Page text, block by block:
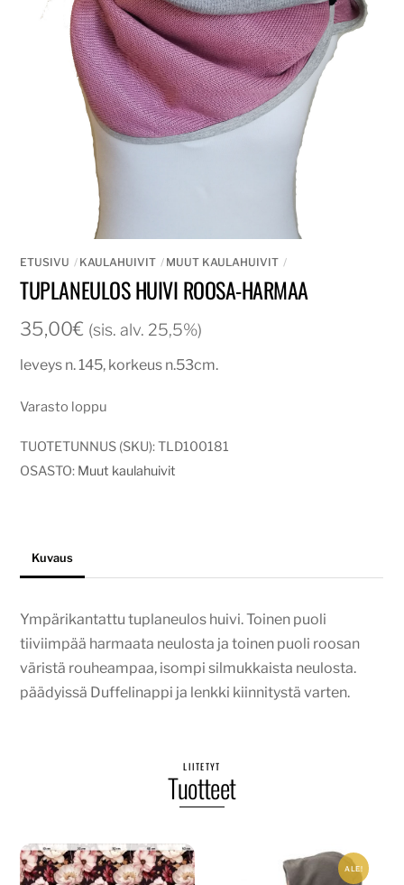
ETUSIVU KAULAHUIVIT MUUT KAULAHUIVIT
TUPLANEULOS HUIVI ROOSA-HARMAA
35,00€ (sis. alv. 25,5%)
leveys n. 145, korkeus n.53cm.
Varasto loppu
TUOTETUNNUS (SKU):TLD100181
OSASTO: Muut kaulahuivit
Kuvaus
Ympärikantattu tuplaneulos huivi. Toinen puoli
tiiviimpää harmaata neulosta ja toinen puoli roosan
väristä rouheampaa, isompi silmukkaista neulosta.
päädyissä Duffelinappi ja lenkki kiinnitystä varten.
LIITETYT
Tuotteet
ALE!